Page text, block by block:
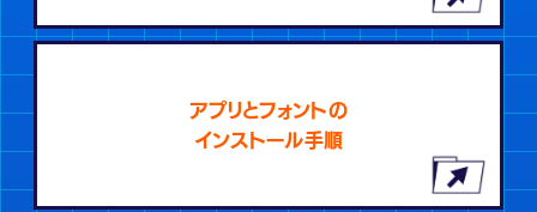
アプリとフォントの
インストール手順